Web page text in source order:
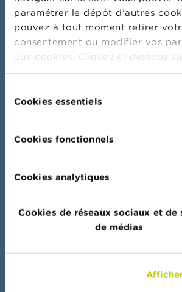
paramétrer le dépôt d’autres
pouvez à tout moment retirer
consentement ou modifier vos
aux cookies. Cliquez ci-dessous
détails » pour obtenir davantage
consultable dans son intégralité
duCookies essentiels
Cookies fonctionnels
Cookies analytiques
Cookies de réseaux sociaux et de
de médias
Plus d'actualités & mises en
Accès rapide à l’ensemble des